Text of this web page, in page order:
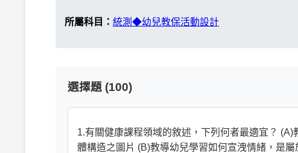
所屬科目： 統測◆幼兒教保活動設計
選擇題 (100)
1.有關健康課程領域的敘述，下列何者最適宜？
體構造之圖片 (B)教導幼兒學習如何宣洩情緒，是